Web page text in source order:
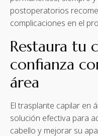
postoperatorios
complicaciones en el
Restaura tu
confianza
área
El trasplante capilar en
solución efectiva para
cabello y mejorar su